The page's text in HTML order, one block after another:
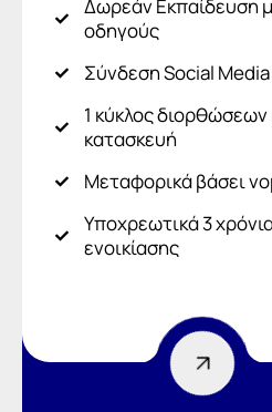
Δωρεάν Εκπαίδευση
οδηγούς
Σύνδεση Social Media​
1 κύκλος διορθώσεων
κατασκευή
Μεταφορικά βάσει
Υποχρεωτικά 3
ενοικίασης